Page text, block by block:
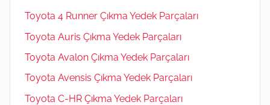
Toyota 4 Runner Çıkma Yedek Parçaları
Toyota Auris Çıkma Yedek Parçaları
Toyota Avalon Çıkma Yedek Parçaları
Toyota Avensis Çıkma Yedek Parçaları
Toyota C-HR Çıkma Yedek Parçaları